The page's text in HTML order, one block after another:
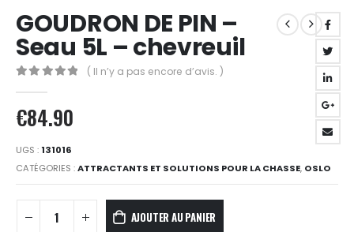
GOUDRON DE PIN –
Seau 5L – chevreuil
( Il n’y a pas encore d’avis. )
€84.90
UGS :131016
CATÉGORIES :ATTRACTANTS ET SOLUTIONS POUR LA CHASSE, OSLO
AJOUTER AU PANIER